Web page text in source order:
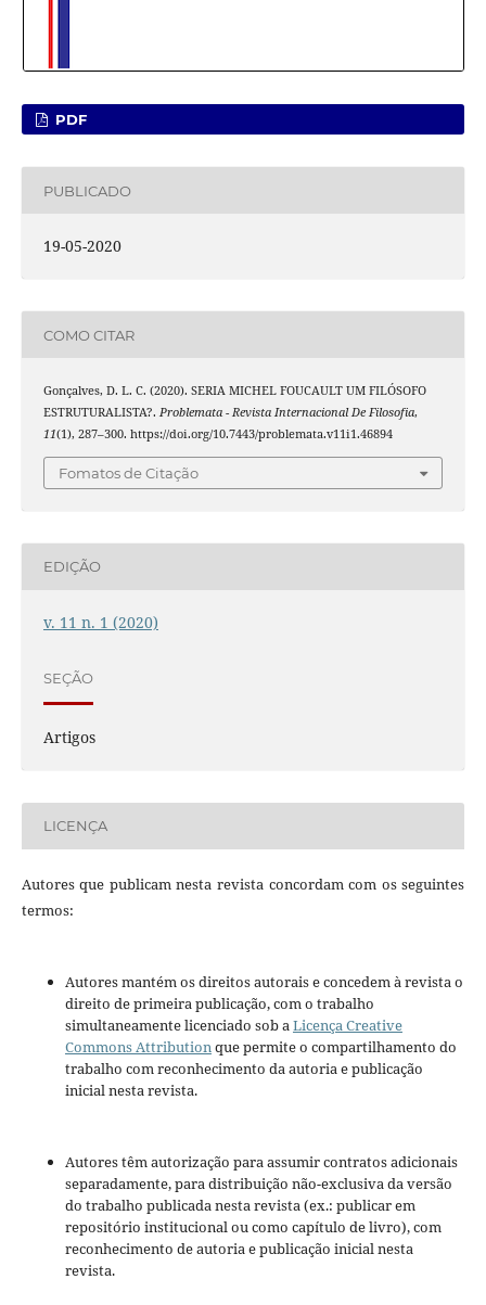
PDF
PUBLICADO
19-05-2020
COMO CITAR
Gonçalves, D. L. C. (2020). SERIA MICHEL FOUCAULT UM FILÓSOFO
ESTRUTURALISTA?. Problemata - Revista Internacional De Filosofia,
11(1), 287–300. https://doi.org/10.7443/problemata.v11i1.46894
Fomatos de Citação
EDIÇÃO
v. 11 n. 1 (2020)
SEÇÃO
Artigos
LICENÇA
Autores que publicam nesta revista concordam com os seguintes
termos:
Autores mantém os direitos autorais e concedem à revista o
direito de primeira publicação, com o trabalho
simultaneamente licenciado sob aLicença Creative
Commons Attributionque permite o compartilhamento do
trabalho com reconhecimento da autoria e publicação
inicial nesta revista.
Autores têm autorização para assumir contratos adicionais
separadamente, para distribuição não-exclusiva da versão
do trabalho publicada nesta revista (ex.: publicar em
repositório institucional ou como capítulo de livro), com
reconhecimento de autoria e publicação inicial nesta
revista.